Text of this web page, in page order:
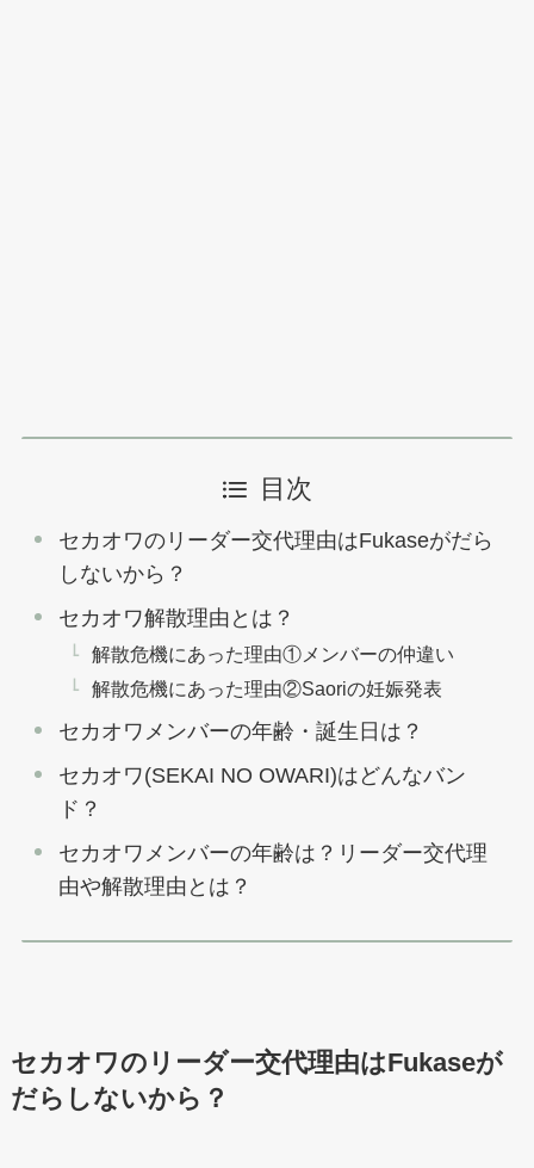
目次
セカオワのリーダー交代理由はFukaseがだら
しないから？
セカオワ解散理由とは？
解散危機にあった理由①メンバーの仲違い
解散危機にあった理由②Saoriの妊娠発表
セカオワメンバーの年齢・誕生日は？
セカオワ(SEKAI NO OWARI)はどんなバン
ド？
セカオワメンバーの年齢は？リーダー交代理
由や解散理由とは？
セカオワのリーダー交代理由はFukaseが
だらしないから？